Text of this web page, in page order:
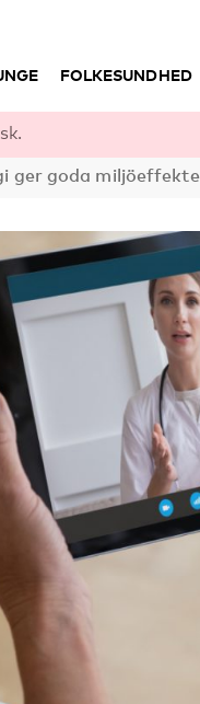
FOLKESUNDHED
ger goda